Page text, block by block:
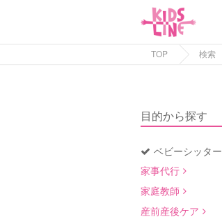
TOP 検索
目的から探す
ベビーシッター
家事代行
家庭教師
産前産後ケア